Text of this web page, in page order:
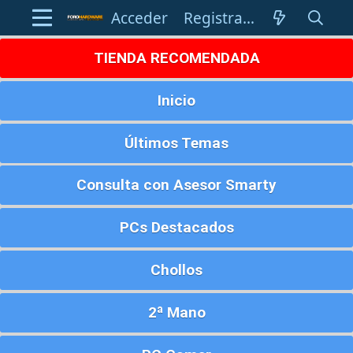
Acceder Registrarse
TIENDA RECOMENDADA
Inicio
Últimos Temas
Consulta con Asesor Smarty
PCs Destacados
Chollos
2ª Mano